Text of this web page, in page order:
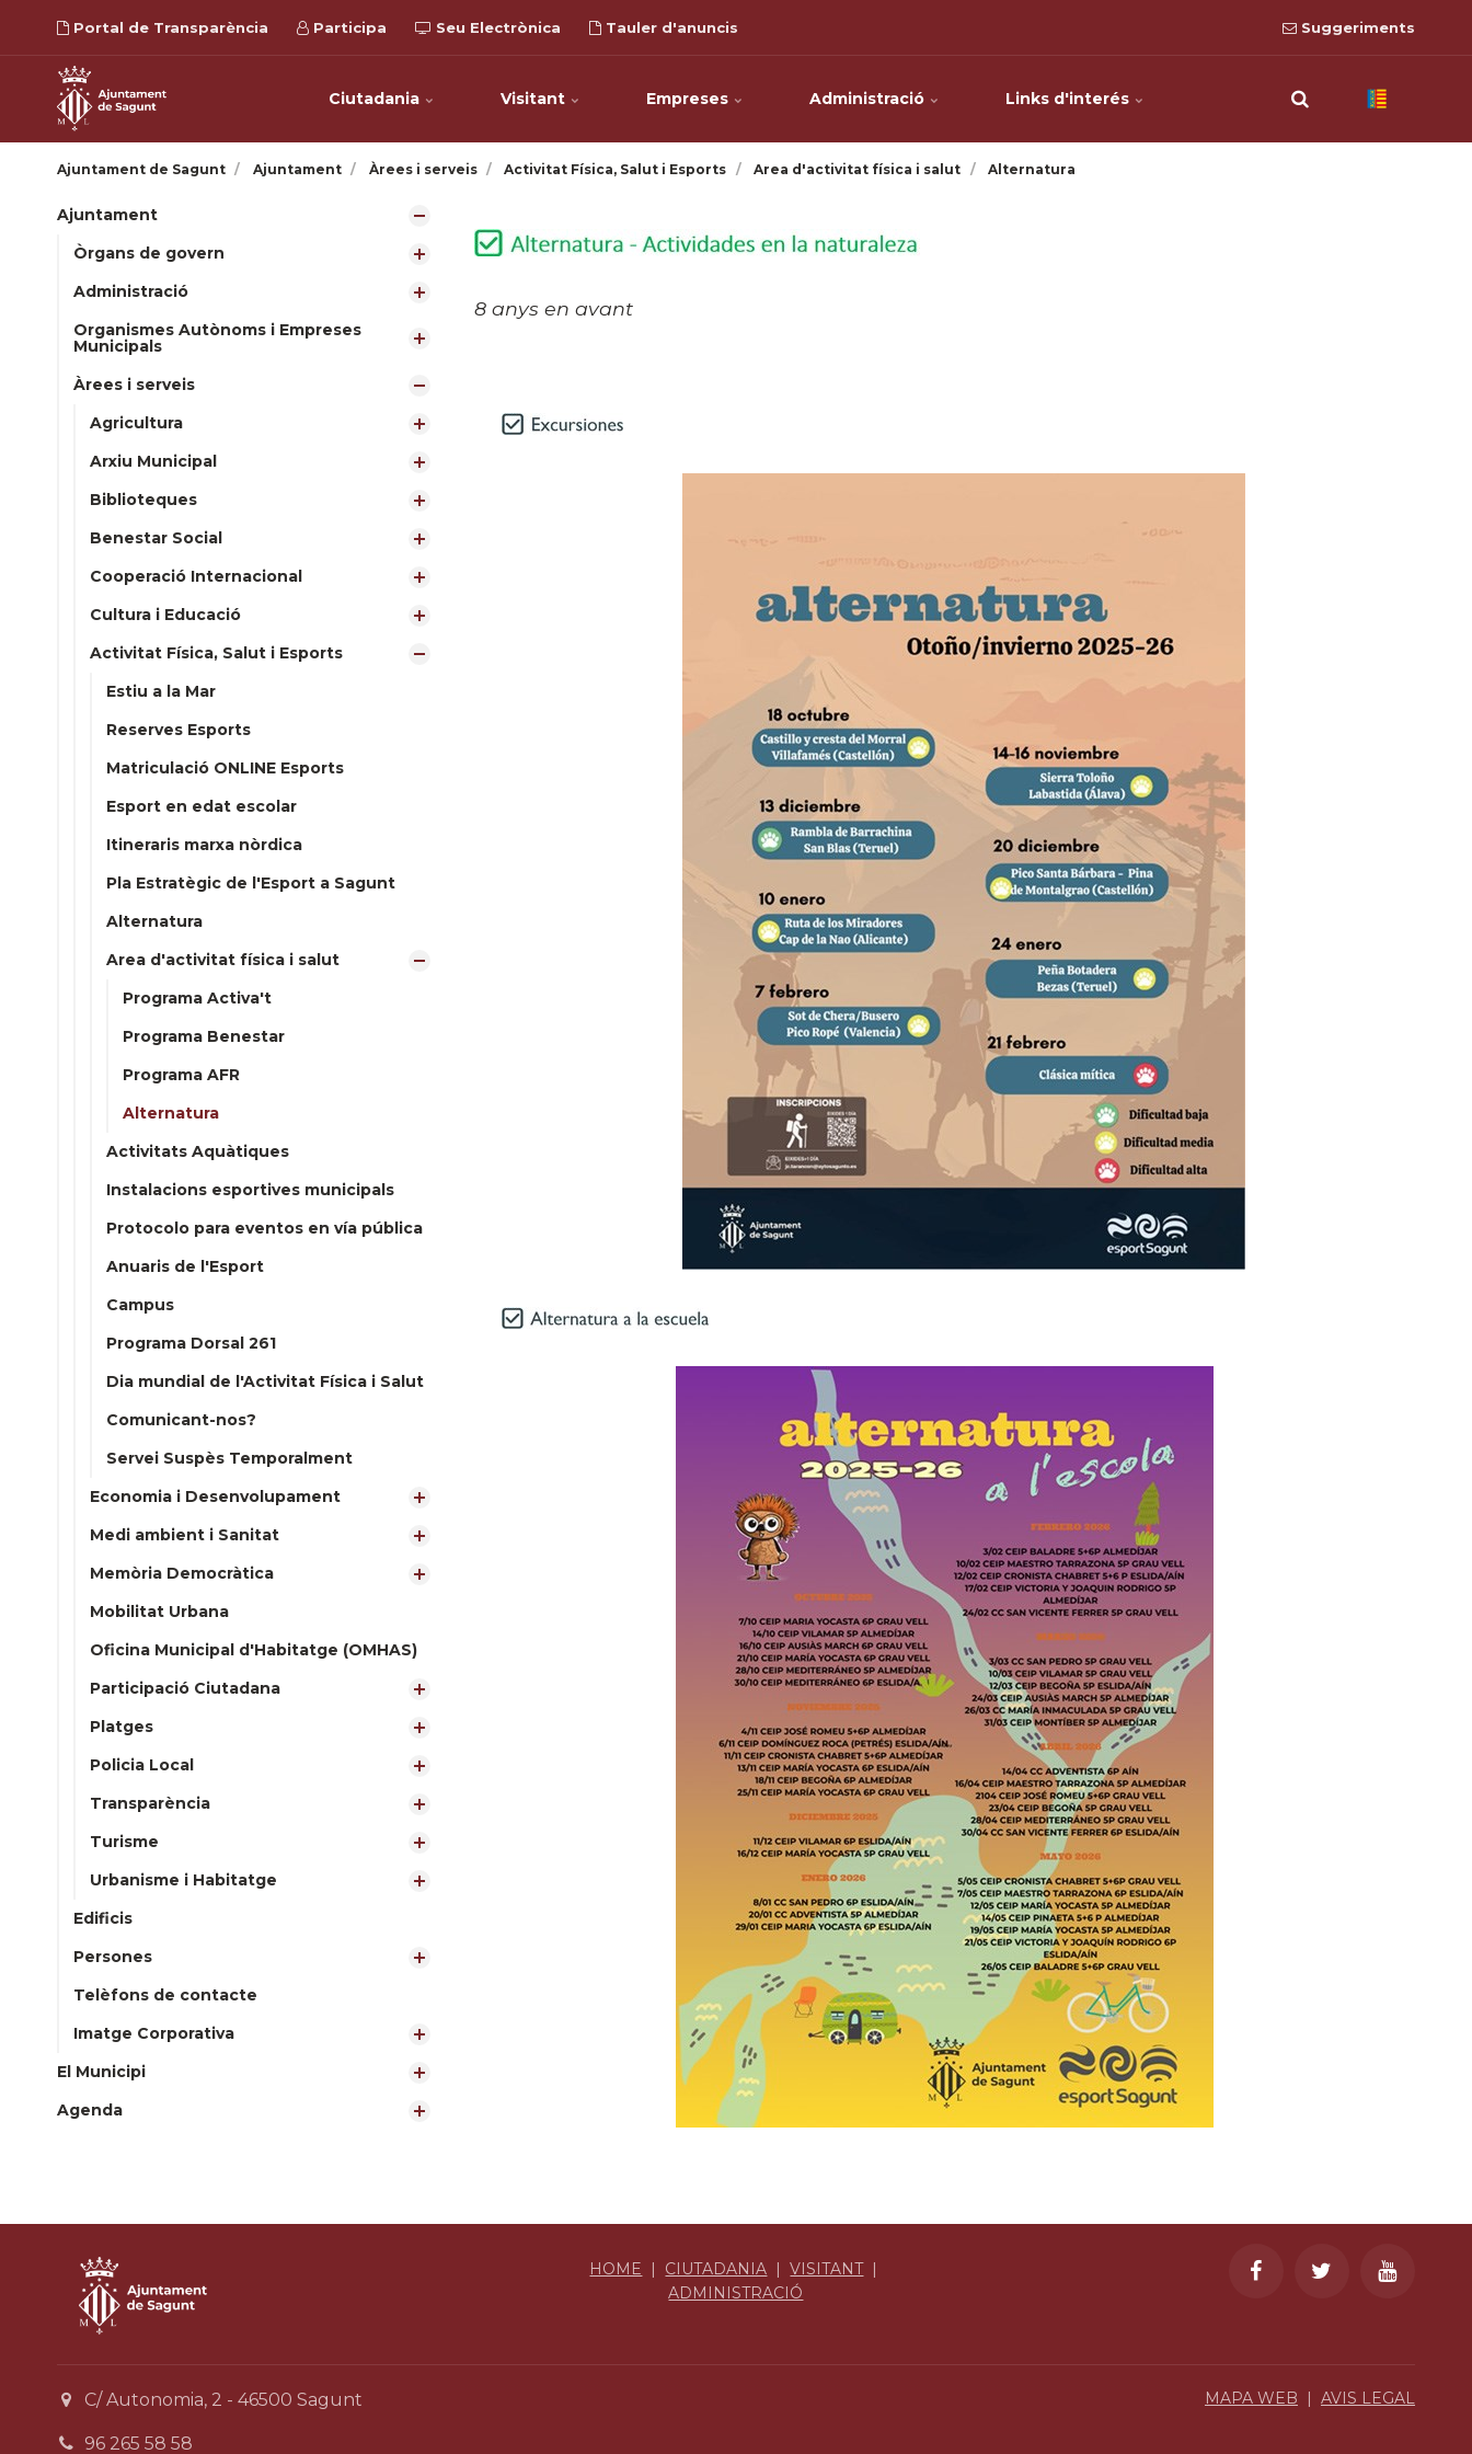
Portal de Transparència Participa Seu Electrònica Tauler d'anuncis Suggeriments
Ciutadania Visitant Empreses Administració Links d'interés
Ajuntament de Sagunt Ajuntament Àrees i serveis Activitat Física, Salut i Esports Area d'activitat física i salut Alternatura
Ajuntament
Òrgans de govern
Administració
Organismes Autònoms i Empreses
Municipals
Àrees i serveis
Agricultura
Arxiu Municipal
Biblioteques
Benestar Social
Cooperació Internacional
Cultura i Educació
Activitat Física, Salut i Esports
Estiu a la Mar
Reserves Esports
Matriculació ONLINE Esports
Esport en edat escolar
Itineraris marxa nòrdica
Pla Estratègic de l'Esport a Sagunt
Alternatura
Area d'activitat física i salut
Programa Activa't
Programa Benestar
Programa AFR
Alternatura
Activitats Aquàtiques
Instalacions esportives municipals
Protocolo para eventos en vía pública
Anuaris de l'Esport
Campus
Programa Dorsal 261
Dia mundial de l'Activitat Física i Salut
Comunicant-nos?
Servei Suspès Temporalment
Economia i Desenvolupament
Medi ambient i Sanitat
Memòria Democràtica
Mobilitat Urbana
Oficina Municipal d'Habitatge (OMHAS)
Participació Ciutadana
Platges
Policia Local
Transparència
Turisme
Urbanisme i Habitatge
Edificis
Persones
Telèfons de contacte
Imatge Corporativa
El Municipi
Agenda
8 anys en avant
HOME CIUTADANIA |VISITANT|
ADMINISTRACIÓ
C/ Autonomia, 2 - 46500 Sagunt
96 265 58 58
MAPA WEB | AVIS LEGAL